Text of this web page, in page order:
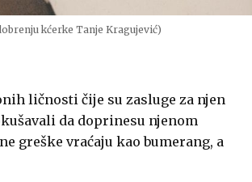
kćerke Tanje Kragujević)
ličnosti čije su zasluge za njen
da doprinesu njenom
greške vraćaju kao bumerang, a